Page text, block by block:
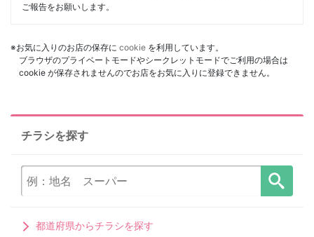
ご報告をお願いします。
※お気に入りのお店の保存に cookie を利用しています。
ブラウザのプライベートモードやシークレットモードでご利用の場合は
cookie が保存されませんのでお店をお気に入りに登録できません。
チラシを探す
都道府県からチラシを探す